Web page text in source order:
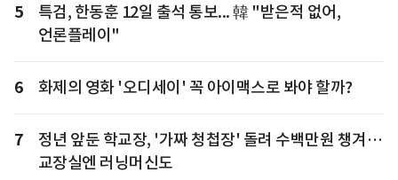
5
특검, 한동훈 12일 출석 통보... 韓 "받은적 없어,
언론플레이"
6 화제의 영화 '오디세이' 꼭 아이맥스로 봐야 할까?
7
정년 앞둔 학교장, '가짜 청첩장' 돌려 수백만원 챙겨…
교장실엔 러닝머신도